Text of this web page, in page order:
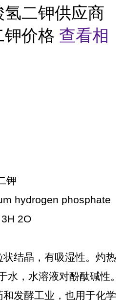
氢二钾供应商
钾价格 查看相
钾
hydrogen phosphate
2O
结晶，有吸湿性。灼热
水，水溶液对酚酞碱性。
发酵工业，也用于化学